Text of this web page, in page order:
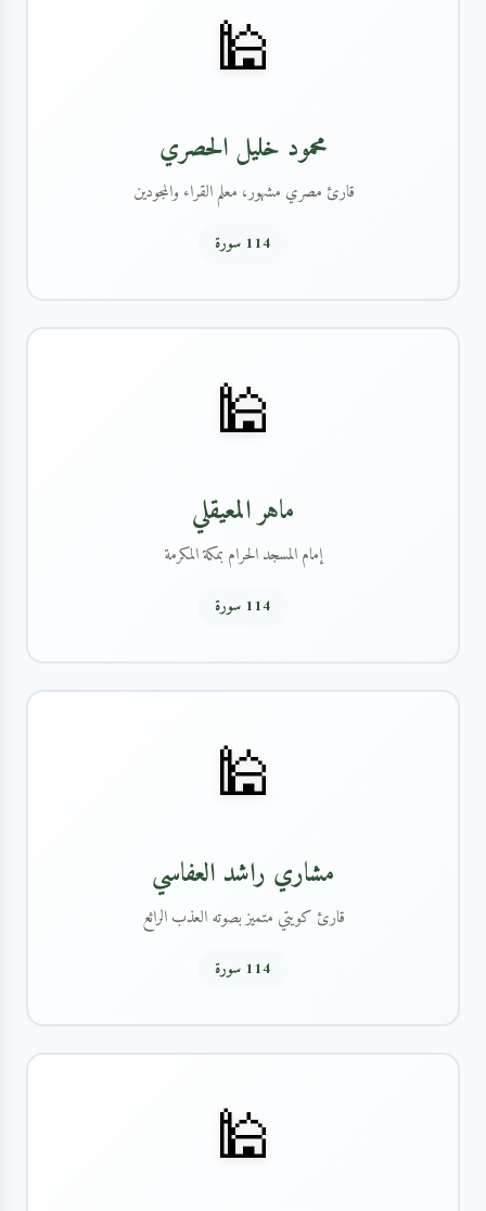
🕌
محمود خليل الحصري
قارئ مصري مشهور، معلم القراء والمجودين
114 سورة
🕌
ماهر المعيقلي
إمام المسجد الحرام بمكة المكرمة
114 سورة
🕌
مشاري راشد العفاسي
قارئ كويتي متميز بصوته العذب الرائع
114 سورة
🕌